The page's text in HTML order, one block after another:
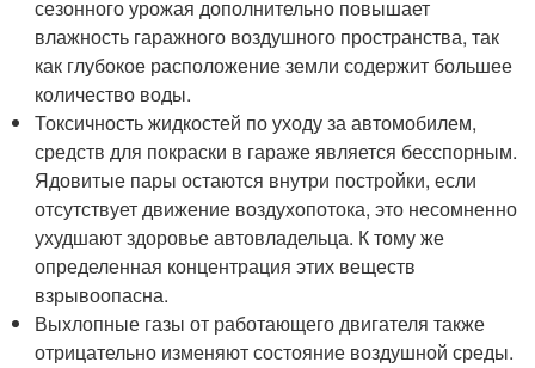
сезонного урожая дополнительно повышает
влажность гаражного воздушного пространства, так
как глубокое расположение земли содержит большее
количество воды.
Токсичность жидкостей по уходу за автомобилем,
средств для покраски в гараже является бесспорным.
Ядовитые пары остаются внутри постройки, если
отсутствует движение воздухопотока, это несомненно
ухудшают здоровье автовладельца. К тому же
определенная концентрация этих веществ
взрывоопасна.
Выхлопные газы от работающего двигателя также
отрицательно изменяют состояние воздушной среды.